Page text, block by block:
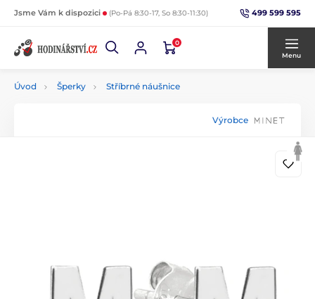
Jsme Vám k dispozici (Po-Pá 8:30-17, So 8:30-11:30) 499 599 595
0
Menu
Úvod Šperky Stříbrné náušnice
Výrobce